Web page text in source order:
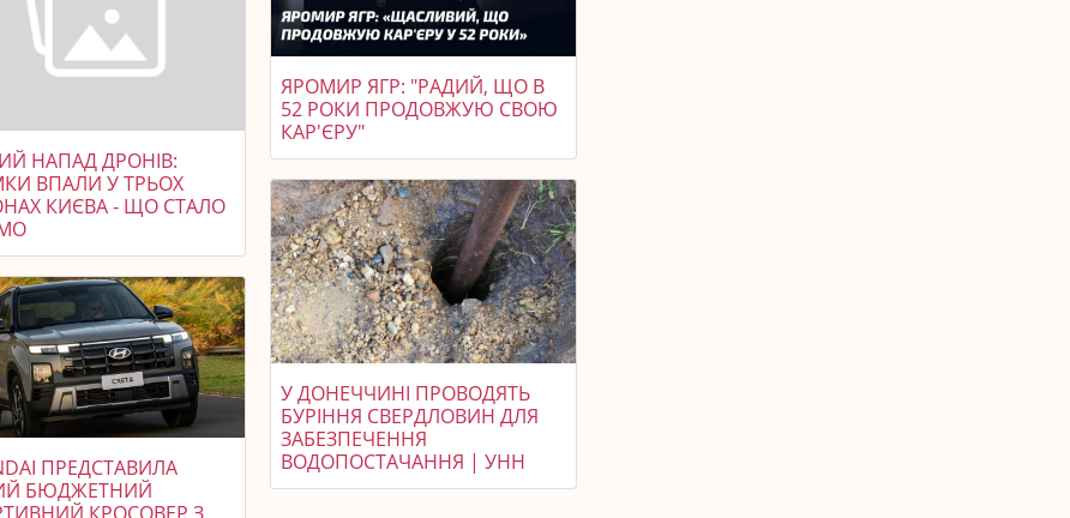
НАПАД ДРОНІВ:
ВПАЛИ У ТРЬОХ
КИЄВА - ЩО СТАЛО
ПРЕДСТАВИЛА
БЮДЖЕТНИЙ
ЯРОМИР ЯГР: "РАДИЙ, ЩО В
52 РОКИ ПРОДОВЖУЮ СВОЮ
КАР'ЄРУ"
У ДОНЕЧЧИНІ ПРОВОДЯТЬ
БУРІННЯ СВЕРДЛОВИН ДЛЯ
ЗАБЕЗПЕЧЕННЯ
ВОДОПОСТАЧАННЯ | УНН